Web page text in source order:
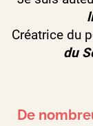
Créatrice du
du
De